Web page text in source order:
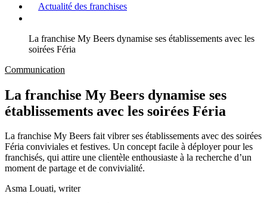
Actualité des franchises
La franchise My Beers dynamise ses établissements avec les
soirées Féria
Communication
La franchise My Beers dynamise ses
établissements avec les soirées Féria
La franchise My Beers fait vibrer ses établissements avec des soirées
Féria conviviales et festives. Un concept facile à déployer pour les
franchisés, qui attire une clientèle enthousiaste à la recherche d’un
moment de partage et de convivialité.
Asma Louati, writer